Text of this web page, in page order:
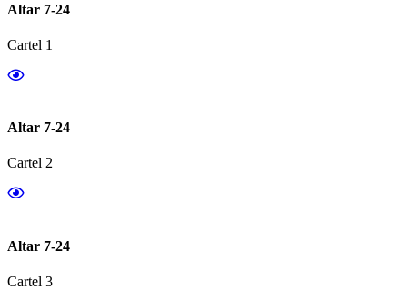
Altar 7-24
Cartel 1
Altar 7-24
Cartel 2
Altar 7-24
Cartel 3